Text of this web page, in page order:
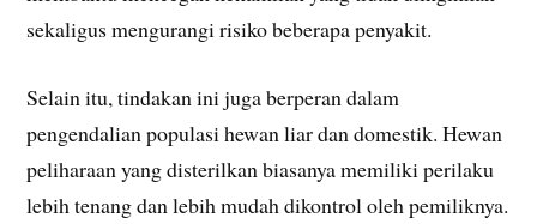
sekaligus mengurangi risiko beberapa penyakit.
Selain itu, tindakan ini juga berperan dalam
pengendalian populasi hewan liar dan domestik. Hewan
peliharaan yang disterilkan biasanya memiliki perilaku
lebih tenang dan lebih mudah dikontrol oleh pemiliknya.